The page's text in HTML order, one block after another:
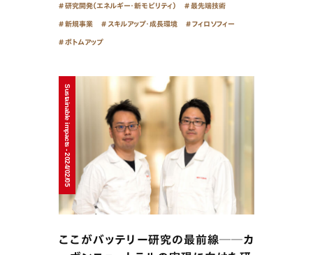
研究開発（エネルギー・新モビリティ） 最先端技術
新規事業 スキルアップ・成長環境 フィロソフィー
ボトムアップ
Sustainable impacts - 2024/02/05
ここがバッテリー研究の最前線──カ